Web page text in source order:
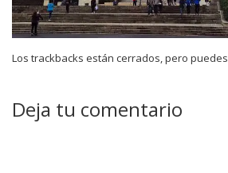
Los trackbacks están cerrados, pero puedes
Deja tu comentario